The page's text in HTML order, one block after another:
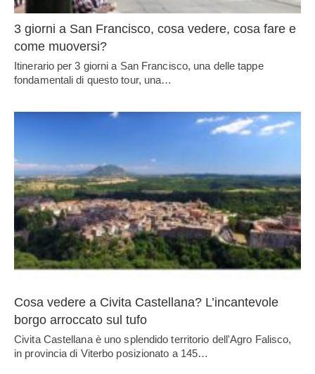
3 giorni a San Francisco, cosa vedere, cosa fare e
come muoversi?
Itinerario per 3 giorni a San Francisco, una delle tappe
fondamentali di questo tour, una…
Cosa vedere a Civita Castellana? L’incantevole
borgo arroccato sul tufo
Civita Castellana è uno splendido territorio dell'Agro Falisco,
in provincia di Viterbo posizionato a 145…